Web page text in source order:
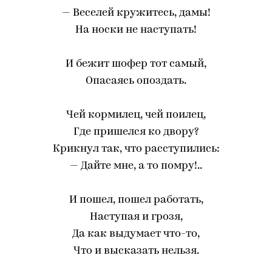
— Веселей кружитесь, дамы!
На носки не наступать!
И бежит шофер тот самый,
Опасаясь опоздать.
Чей кормилец, чей поилец,
Где пришелся ко двору?
Крикнул так, что расступились:
— Дайте мне, а то помру!..
И пошел, пошел работать,
Наступая и грозя,
Да как выдумает что-то,
Что и высказать нельзя.